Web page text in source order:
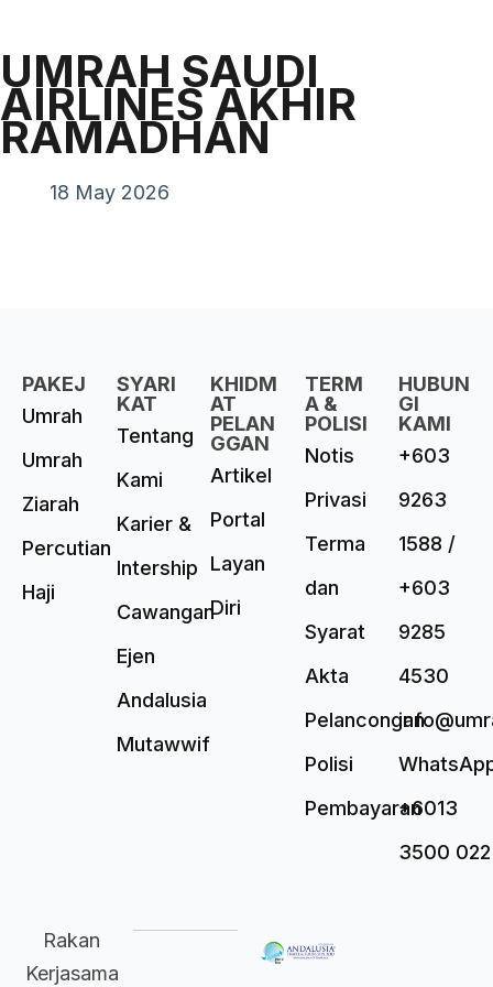
UMRAH SAUDI
AIRLINES AKHIR
RAMADHAN
18 May 2026
PAKEJ
Umrah
Umrah
Ziarah
Percutian
Haji
SYARI
KAT
Tentang
Kami
Karier &
Intership
Cawangan
Ejen
Andalusia
Mutawwif
KHIDM
AT
PELAN
GGAN
Artikel
Portal
Layan
Diri
TERM
A &
POLISI
Notis
Privasi
Terma
dan
Syarat
Akta
Pelancongan
Polisi
Pembayaran
HUBUN
GI
KAMI
+603
9263
1588 /
+603
9285
4530
+6013
3500 022
Rakan
Kerjasama